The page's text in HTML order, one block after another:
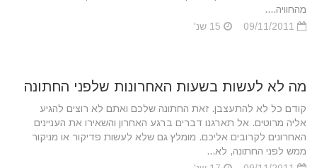
מהחוויה....
מה לא לעשות בשעות האחרונות שלפני החתונה
קודם כל לא להתעצבן. זאת החתונה שלכם ואתם לא רוצים להגיע
אליה מרוטים. אל תארגנו דברים ברגע האחרון והשאירו את העניינים
האחרונים לקרובים אליכם. מומלץ גם שלא לעשות פדיקור או מניקור
ממש לפני החתונה, לא...